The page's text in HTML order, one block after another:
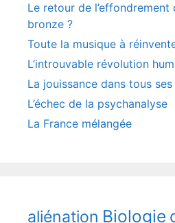
Le retour de l’effondrement
bronze ?
Toute la musique à
L’introuvable révolution
La jouissance dans tous
L’échec de la psychanalyse
La France mélangée
aliénation Biologie